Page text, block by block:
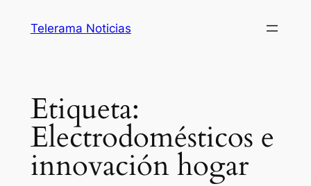
Telerama Noticias
Etiqueta:
Electrodomésticos e
innovación hogar